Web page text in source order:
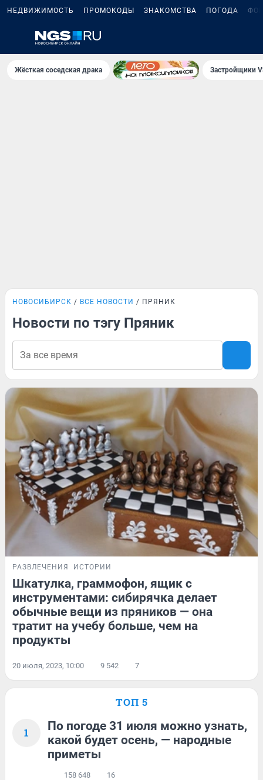
НЕДВИЖИМОСТЬ ПРОМОКОДЫ ЗНАКОМСТВА ПОГОДА
Жёсткая соседская драка Застройщики
НОВОСИБИРСК ВСЕ НОВОСТИ ПРЯНИК
Новости по тэгу Пряник
РАЗВЛЕЧЕНИЯ ИСТОРИИ
Шкатулка, граммофон, ящик с
инструментами: сибирячка делает
обычные вещи из пряников — она
тратит на учебу больше, чем на
продукты
20 июля, 2023, 10:00 9 542 7
ТОП 5
1
По погоде 31 июля можно узнать,
какой будет осень, — народные
приметы
158 648 16